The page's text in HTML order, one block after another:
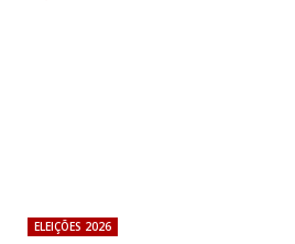
ELEIÇÕES 2026